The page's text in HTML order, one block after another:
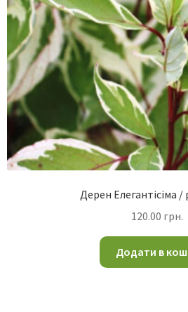
Дерен Елегантісіма /
120.00 грн.
Додати в